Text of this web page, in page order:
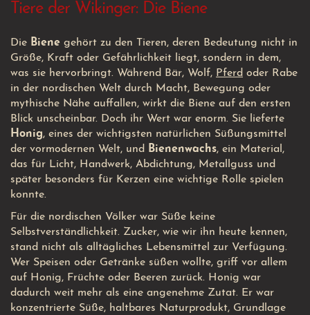
Tiere der Wikinger: Die Biene
Die Biene gehört zu den Tieren, deren Bedeutung nicht in
Größe, Kraft oder Gefährlichkeit liegt, sondern in dem,
was sie hervorbringt. Während Bär, Wolf, Pferd oder Rabe
in der nordischen Welt durch Macht, Bewegung oder
mythische Nähe auffallen, wirkt die Biene auf den ersten
Blick unscheinbar. Doch ihr Wert war enorm. Sie lieferte
Honig, eines der wichtigsten natürlichen Süßungsmittel
der vormodernen Welt, und
Bienenwachs, ein Material,
das für Licht, Handwerk, Abdichtung, Metallguss und
später besonders für Kerzen eine wichtige Rolle spielen
konnte.
Für die nordischen Völker war Süße keine
Selbstverständlichkeit. Zucker, wie wir ihn heute kennen,
stand nicht als alltägliches Lebensmittel zur Verfügung.
Wer Speisen oder Getränke süßen wollte, griff vor allem
auf Honig, Früchte oder Beeren zurück. Honig war
dadurch weit mehr als eine angenehme Zutat. Er war
konzentrierte Süße, haltbares Naturprodukt, Grundlage